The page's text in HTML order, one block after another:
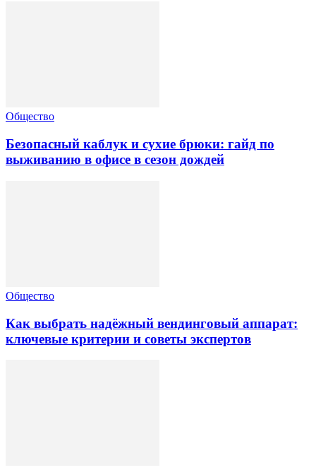
Общество
Безопасный каблук и сухие брюки: гайд по
выживанию в офисе в сезон дождей
Общество
Как выбрать надёжный вендинговый аппарат:
ключевые критерии и советы экспертов